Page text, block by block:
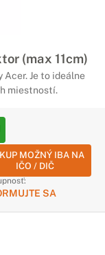
(max 11cm)
Je to ideálne
miestností.
MOŽNÝ IBA NA
IČO / DIČ
SA